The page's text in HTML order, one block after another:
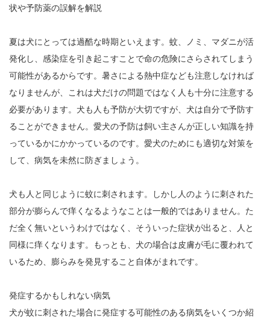
状や予防薬の誤解を解説
夏は犬にとっては過酷な時期といえます。蚊、ノミ、マダニが活
発化し、感染症を引き起こすことで命の危険にさらされてしまう
可能性があるからです。暑さによる熱中症なども注意しなければ
なりませんが、これは犬だけの問題ではなく人も十分に注意する
必要があります。犬も人も予防が大切ですが、犬は自分で予防す
ることができません。愛犬の予防は飼い主さんが正しい知識を持
っているかにかかっているのです。愛犬のためにも適切な対策を
して、病気を未然に防ぎましょう。
犬も人と同じように蚊に刺されます。しかし人のように刺された
部分が膨らんで痒くなるようなことは一般的ではありません。た
だ全く無いというわけではなく、そういった症状が出ると、人と
同様に痒くなります。もっとも、犬の場合は皮膚が毛に覆われて
いるため、膨らみを発見すること自体がまれです。
発症するかもしれない病気
犬が蚊に刺された場合に発症する可能性のある病気をいくつか紹